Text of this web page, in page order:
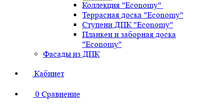
Коллекция "Economy"
Террасная доска "Economy"
Ступени ДПК "Economy"
Планкен и заборная доска
"Economy"
Фасады из ДПК
Кабинет
0 Сравнение